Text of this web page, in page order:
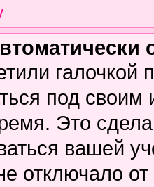
галочкой
под
Это
вашей
отключало